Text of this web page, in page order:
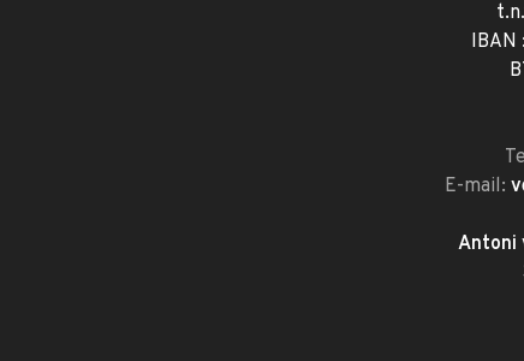
IBAN
E-mail:
Antoni